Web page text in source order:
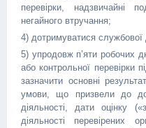
перевірки, надзвичайні
негайного втручання;
4) дотримуватися службової
5) упродовж п’яти робочих
або контрольної перевірки
зазначити основні
умови, що призвели до
діяльності, дати оцінку
діяльності перевірених